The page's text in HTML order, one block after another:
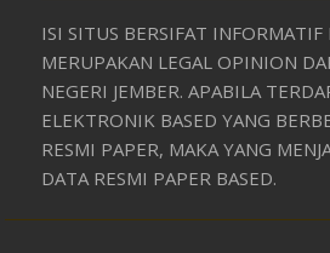
ISI SITUS BERSIFAT INFORMATIF
MERUPAKAN LEGAL OPINION
NEGERI JEMBER. APABILA
ELEKTRONIK BASED YANG
RESMI PAPER, MAKA YANG
DATA RESMI PAPER BASED.